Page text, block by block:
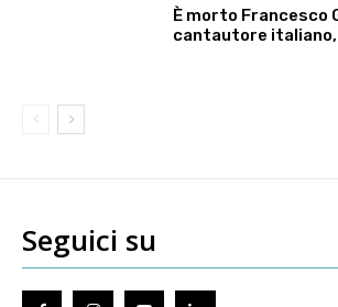
È morto Francesco
cantautore italiano,
Seguici su